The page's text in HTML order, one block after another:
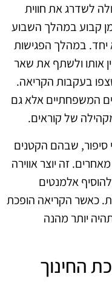
לשדרג את חווית
קבוע במהלך השבוע
יחד. במהלך הפגישות
אותו ולשתף את שאר
בעקבות הקריאה.
המשפחתיים אלא גם
של קוראים.
סיפור, שבהם הקטנים
זה יוצר אווירה
אלמנטים
כאשר הקריאה הופכת
יותר מהנה
החינוך